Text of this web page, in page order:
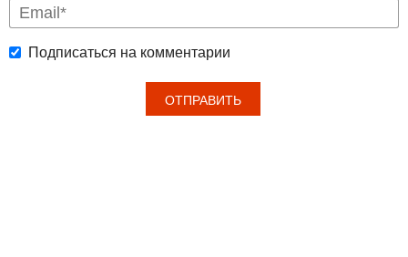
Подписаться на комментарии